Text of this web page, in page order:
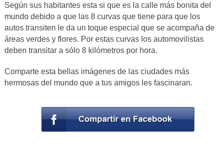
Según sus habitantes esta si que es la calle más bonita del
mundo debido a que las 8 curvas que tiene para que los
autos transiten le da un toque especial que se acompaña de
áreas verdes y flores. Por estas curvas los automovilistas
deben transitar a sólo 8 kilómetros por hora.
Comparte esta bellas imágenes de las ciudades más
hermosas del mundo que a tus amigos les fascinaran.